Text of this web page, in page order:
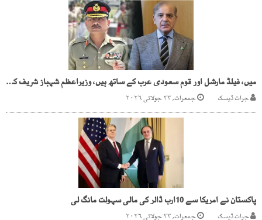
میں، فیلڈ مارشل اور قوم سعودی عرب کے ساتھ ہیں، وزیراعظم شہباز شریف کا ولی عہد سے ٹیلیفونک رابطہ
جرات ڈیسک جمعرات, ۲۳ جولائی ۲۰۲۶
پاکستان نے امریکا سے 10ارب ڈالر کی مالی سہولت مانگ لی